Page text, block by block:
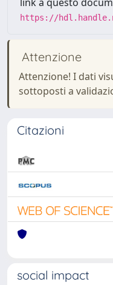
https://
Attenzione
Attenzione! I dati
sottoposti a
Citazioni
social impact